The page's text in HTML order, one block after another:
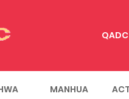
QADC
MANHUA